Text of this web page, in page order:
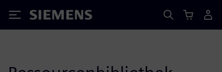
Siemens